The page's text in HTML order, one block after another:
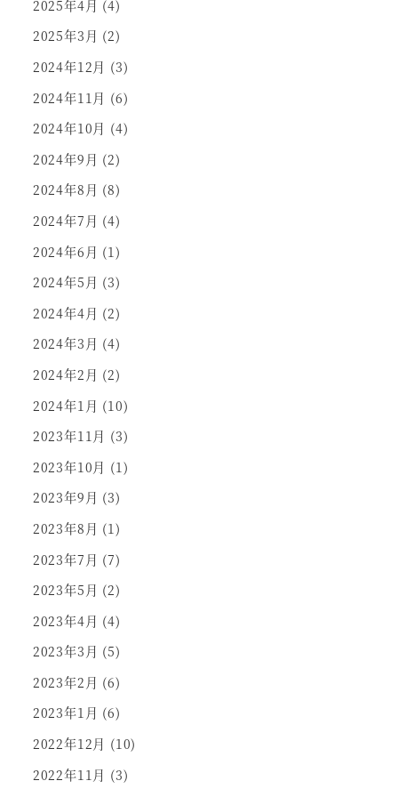
2025年4月 (4)
2025年3月 (2)
2024年12月 (3)
2024年11月 (6)
2024年10月 (4)
2024年9月 (2)
2024年8月 (8)
2024年7月 (4)
2024年6月 (1)
2024年5月 (3)
2024年4月 (2)
2024年3月 (4)
2024年2月 (2)
2024年1月 (10)
2023年11月 (3)
2023年10月 (1)
2023年9月 (3)
2023年8月 (1)
2023年7月 (7)
2023年5月 (2)
2023年4月 (4)
2023年3月 (5)
2023年2月 (6)
2023年1月 (6)
2022年12月 (10)
2022年11月 (3)